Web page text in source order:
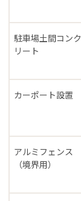
駐車場土間コンク
リート
カーポート設置
アルミフェンス
（境界用）